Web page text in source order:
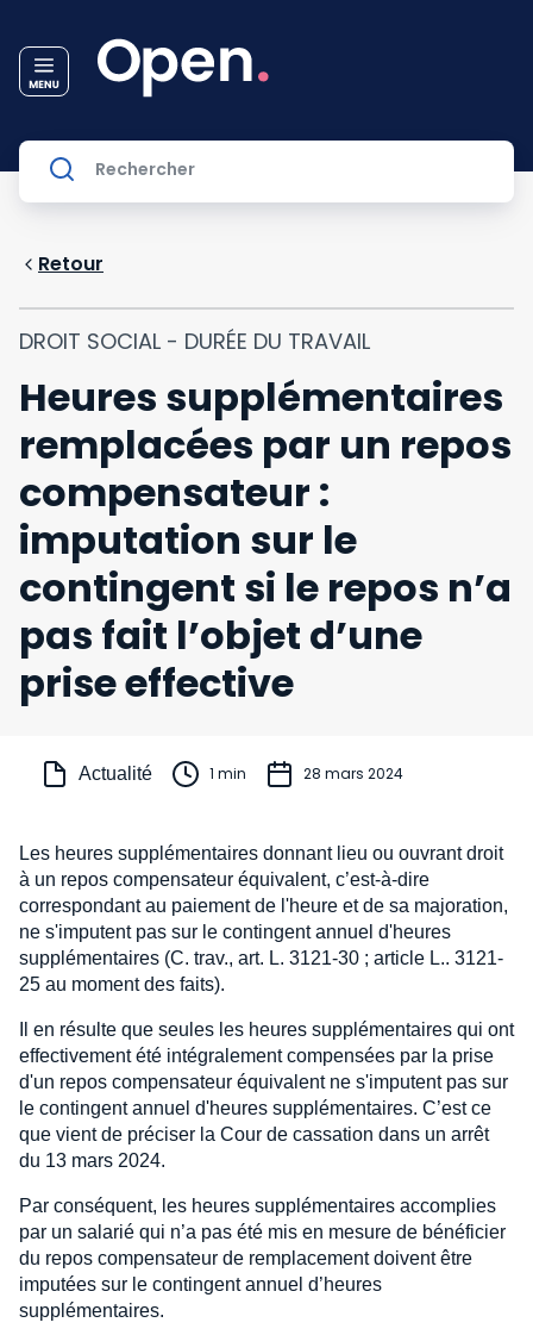
Retour
DROIT SOCIAL - DURÉE DU TRAVAIL
Heures supplémentaires
remplacées par un repos
compensateur :
imputation sur le
contingent si le repos n’a
pas fait l’objet d’une
prise effective
Actualité 1 min 28 mars 2024
Les heures supplémentaires donnant lieu ou ouvrant droit
à un repos compensateur équivalent, c’est-à-dire
correspondant au paiement de l'heure et de sa majoration,
ne s'imputent pas sur le contingent annuel d'heures
supplémentaires (C. trav., art. L. 3121-30 ; article L.. 3121-
25 au moment des faits).
Il en résulte que seules les heures supplémentaires qui ont
effectivement été intégralement compensées par la prise
d'un repos compensateur équivalent ne s'imputent pas sur
le contingent annuel d'heures supplémentaires. C’est ce
que vient de préciser la Cour de cassation dans un arrêt
du 13 mars 2024.
Par conséquent, les heures supplémentaires accomplies
par un salarié qui n’a pas été mis en mesure de bénéficier
du repos compensateur de remplacement doivent être
imputées sur le contingent annuel d’heures
supplémentaires.